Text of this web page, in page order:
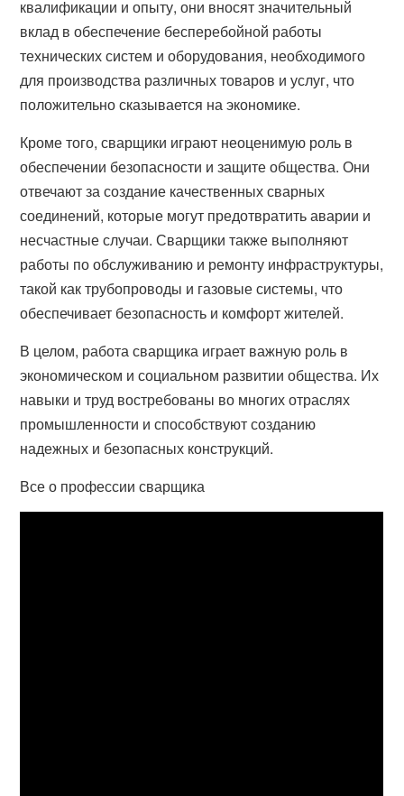
квалификации и опыту, они вносят значительный
вклад в обеспечение бесперебойной работы
технических систем и оборудования, необходимого
для производства различных товаров и услуг, что
положительно сказывается на экономике.
Кроме того, сварщики играют неоценимую роль в
обеспечении безопасности и защите общества. Они
отвечают за создание качественных сварных
соединений, которые могут предотвратить аварии и
несчастные случаи. Сварщики также выполняют
работы по обслуживанию и ремонту инфраструктуры,
такой как трубопроводы и газовые системы, что
обеспечивает безопасность и комфорт жителей.
В целом, работа сварщика играет важную роль в
экономическом и социальном развитии общества. Их
навыки и труд востребованы во многих отраслях
промышленности и способствуют созданию
надежных и безопасных конструкций.
Все о профессии сварщика